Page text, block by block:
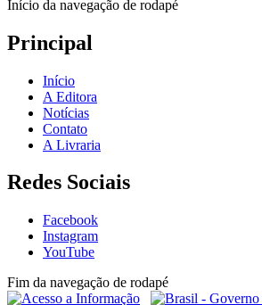
Início da navegação de rodapé
Principal
Início
A Editora
Notícias
Contato
A Livraria
Redes Sociais
Facebook
Instagram
YouTube
Fim da navegação de rodapé